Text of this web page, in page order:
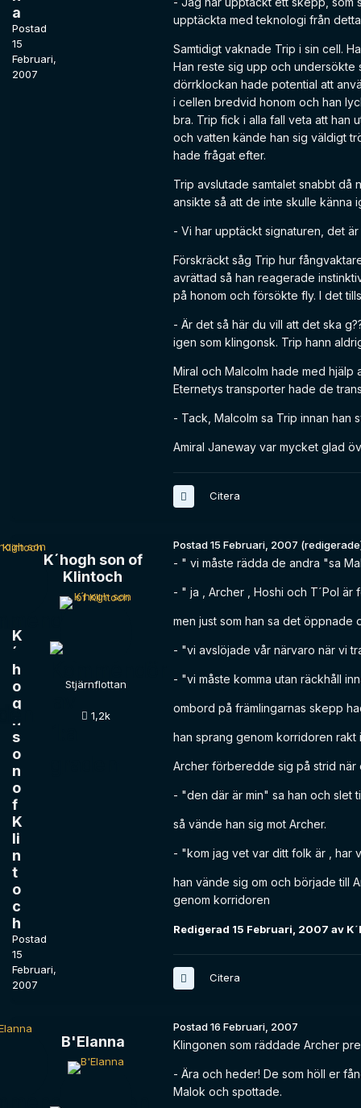
a
Postad
15
Februari,
2007
upptäckta med teknologi från
Samtidigt vaknade Trip i sin cell.
Han reste sig upp och undersökte
dörrklockan hade potential att
i cellen bredvid honom och han
bra. Trip fick i alla fall veta att han
och vatten kände han sig väldigt
hade frågat efter.
Trip avslutade samtalet snabbt
ansikte så att de inte skulle känna
- Vi har upptäckt signaturen, det
Förskräckt såg Trip hur
avrättad så han reagerade
på honom och försökte fly. I det
- Är det så här du vill att det ska
igen som klingonsk. Trip hann
Miral och Malcolm hade med
Eternetys transporter hade de
- Tack, Malcolm sa Trip innan han
Amiral Janeway var mycket glad
Citera
K
´
h
o
g
h
s
o
n
o
f
K
li
n
t
o
c
h
Postad
15
Februari,
2007
K´hogh son of
Klintoch
Stjärnflottan
1,2k
Postad15 Februari, 2007
- " vi måste rädda de andra "sa
- " ja , Archer , Hoshi och T´Pol är
men just som han sa det öppnade
- "vi avslöjade vår närvaro när vi
- "vi måste komma utan räckhåll
ombord på främlingarnas skepp
han sprang genom korridoren rakt
Archer förberedde sig på strid när
- "den där är min" sa han och slet
så vände han sig mot Archer.
- "kom jag vet var ditt folk är , har
han vände sig om och började till
genom korridoren
Redigerad 15 Februari, 2007 av
Citera
B'Elanna
Postad16 Februari, 2007
Klingonen som räddade Archer
- Ära och heder! De som höll er
Malok och spottade.